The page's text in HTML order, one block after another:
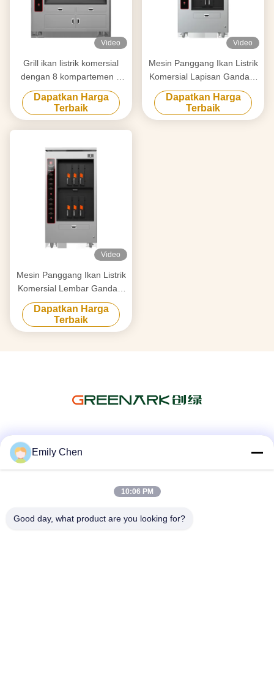
Video
Grill ikan listrik komersial
dengan 8 kompartemen 8
ikan pada suatu waktu BBQ
Grill Oven Peralatan
Dapatkan Harga
Terbaik
Video
Mesin Panggang Ikan Listrik
Komersial Lapisan Ganda 4
Kompartemen
Dapatkan Harga
Terbaik
Video
Mesin Panggang Ikan Listrik
Komersial Lembar Ganda 6
Kompartemen
Dapatkan Harga
Terbaik
Emily Chen
10:06 PM
Good day, what product are you looking for?